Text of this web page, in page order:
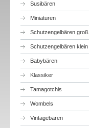
Susibären
Miniaturen
Schutzengelbären groß
Schutzengelbären klein
Babybären
Klassiker
Tamagotchis
Wombels
Vintagebären